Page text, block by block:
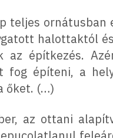
teljes
halottaktól
az építkezés.
fog építeni, a
őket. (…)
az ottani